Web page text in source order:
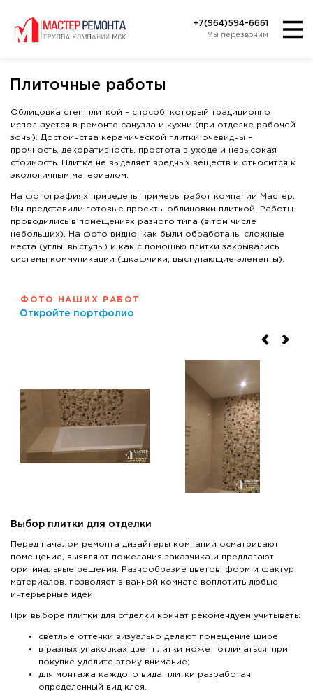
+7(964)594-6661
Мы перезвоним
Плиточные работы
Облицовка стен плиткой – способ, который традиционно
используется в ремонте санузла и кухни (при отделке рабочей
зоны). Достоинства керамической плитки очевидны –
прочность, декоративность, простота в уходе и невысокая
стоимость. Плитка не выделяет вредных веществ и относится к
экологичным материалом.
На фотографиях приведены примеры работ компании Мастер.
Мы представили готовые проекты облицовки плиткой. Работы
проводились в помещениях разного типа (в том числе
небольших). На фото видно, как были обработаны сложные
места (углы, выступы) и как с помощью плитки закрывались
системы коммуникации (шкафчики, выступающие элементы).
ФОТО НАШИХ РАБОТ
Откройте портфолио
Выбор плитки для отделки
Перед началом ремонта дизайнеры компании осматривают
помещение, выявляют пожелания заказчика и предлагают
оригинальные решения. Разнообразие цветов, форм и фактур
материалов, позволяет в ванной комнате воплотить любые
интерьерные идеи.
При выборе плитки для отделки комнат рекомендуем учитывать:
светлые оттенки визуально делают помещение шире;
в разных упаковках цвет плитки может отличаться, при
покупке уделите этому внимание;
для монтажа каждого вида плитки разработан
определенный вид клея.